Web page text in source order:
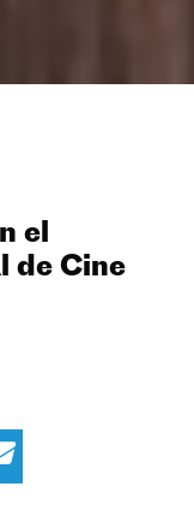
el
de Cine